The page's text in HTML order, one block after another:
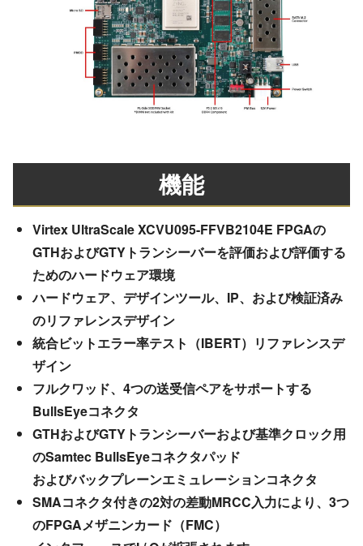
機能
Virtex UltraScale XCVU095-FFVB2104E FPGAの
GTHおよびGTYトランシーバーを評価および評価する
ためのハードウェア環境
ハードウェア、デザインツール、IP、および検証済み
のリファレンスデザイン
統合ビットエラー率テスト（IBERT）リファレンスデ
ザイン
フルクワッド、4つの送受信ペアをサポートする
BullsEyeコネクタ
GTHおよびGTYトランシーバーおよび基準クロック用
のSamtec BullsEyeコネクタパッド
およびバックプレーンエミュレーションコネクタ
SMAコネクタ付きの2対の差動MRCC入力により、3つ
のFPGAメザニンカード（FMC）